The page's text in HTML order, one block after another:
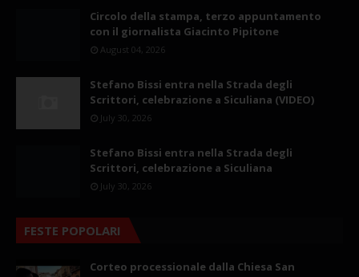
Circolo della stampa, terzo appuntamento
con il giornalista Giacinto Pipitone
August 04, 2026
Stefano Bissi entra nella Strada degli
Scrittori, celebrazione a Siculiana (VIDEO)
July 30, 2026
Stefano Bissi entra nella Strada degli
Scrittori, celebrazione a Siculiana
July 30, 2026
FESTE POPOLARI
Corteo processionale dalla Chiesa San